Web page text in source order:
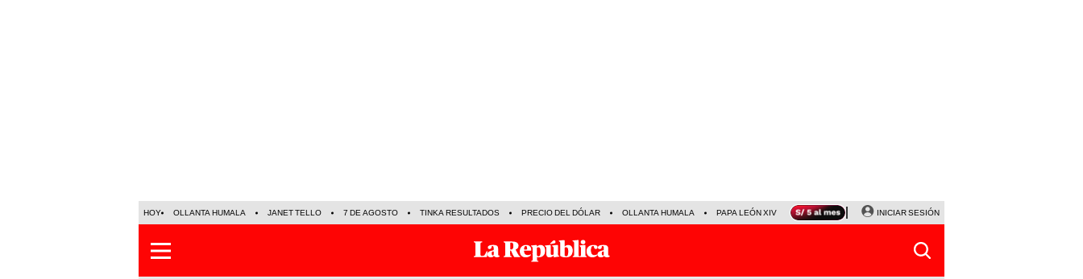
HOY OLLANTA HUMALA JANET TELLO 7 DE AGOSTO TINKA RESULTADOS PRECIO DEL DÓLAR OLLANTA HUMALA PAPA LEÓN XIV NALDY SALDAÑA LA BELLA LUZ
INICIAR SESIÓN